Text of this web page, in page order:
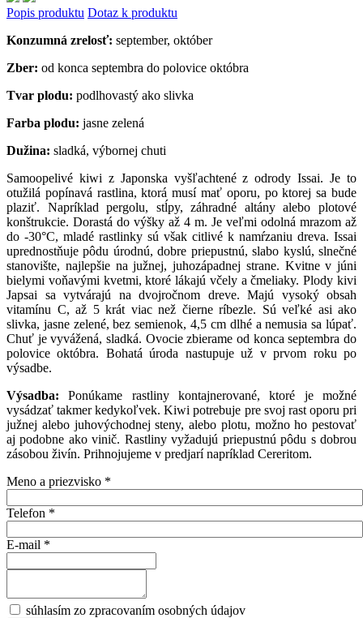
Popis produktu Dotaz k produktu
Konzumná zrelosť: september, október
Zber: od konca septembra do polovice októbra
Tvar plodu: podlhovastý ako slivka
Farba plodu: jasne zelená
Dužina: sladká, výbornej chuti
Samoopelivé kiwi z Japonska vyšľachtené z odrody Issai. Je to
otužilá popínavá rastlina, ktorá musí mať oporu, po ktorej sa bude
plaziť. Napríklad pergolu, stĺpy, záhradné altány alebo plotové
konštrukcie. Dorastá do výšky až 4 m. Je veľmi odolná mrazom až
do -30°C, mladé rastlinky sú však citlivé k namŕzaniu dreva. Issai
uprednostňuje pôdu úrodnú, dobre priepustnú, slabo kyslú, slnečné
stanovište, najlepšie na južnej, juhozápadnej strane. Kvitne v júni
bielymi voňavými kvetmi, ktoré lákajú včely a čmeliaky. Plody kivi
Japsai sa vytvárajú na dvojročnom dreve. Majú vysoký obsah
vitamínu C, až 5 krát viac než čierne ríbezle. Sú veľké asi ako
slivka, jasne zelené, bez semienok, 4,5 cm dlhé a nemusia sa lúpať.
Chuť je vyvážená, sladká. Ovocie zbierame od konca septembra do
polovice októbra. Bohatá úroda nastupuje už v prvom roku po
výsadbe.
Výsadba: Ponúkame rastliny kontajnerované, ktoré je možné
vysádzať takmer kedykoľvek. Kiwi potrebuje pre svoj rast oporu pri
južnej alebo juhovýchodnej steny, alebo plotu, možno ho pestovať
aj podobne ako vinič. Rastliny vyžadujú priepustnú pôdu s dobrou
zásobou živín. Prihnojujeme v predjarí napríklad Cereritom.
Meno a priezvisko *
Telefon *
E-mail *
súhlasím zo zpracovaním osobných údajov